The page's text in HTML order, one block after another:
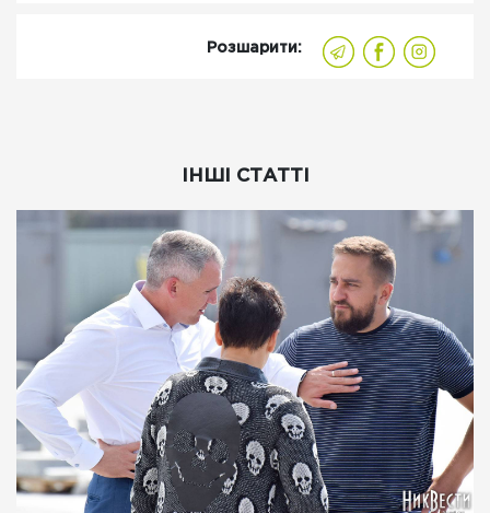
Розшарити:
ІНШІ СТАТТІ